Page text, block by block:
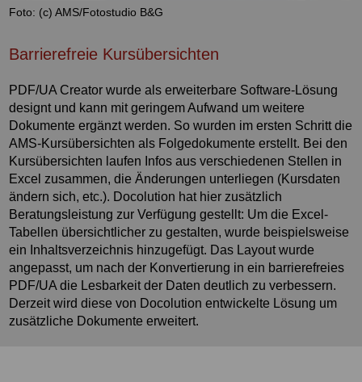
Foto: (c) AMS/Fotostudio B&G
Barrierefreie Kursübersichten
PDF/UA Creator wurde als erweiterbare Software-Lösung
designt und kann mit geringem Aufwand um weitere
Dokumente ergänzt werden. So wurden im ersten Schritt die
AMS-Kursübersichten als Folgedokumente erstellt. Bei den
Kursübersichten laufen Infos aus verschiedenen Stellen in
Excel zusammen, die Änderungen unterliegen (Kursdaten
ändern sich, etc.). Docolution hat hier zusätzlich
Beratungsleistung zur Verfügung gestellt: Um die Excel-
Tabellen übersichtlicher zu gestalten, wurde beispielsweise
ein Inhaltsverzeichnis hinzugefügt. Das Layout wurde
angepasst, um nach der Konvertierung in ein barrierefreies
PDF/UA die Lesbarkeit der Daten deutlich zu verbessern.
Derzeit wird diese von Docolution entwickelte Lösung um
zusätzliche Dokumente erweitert.